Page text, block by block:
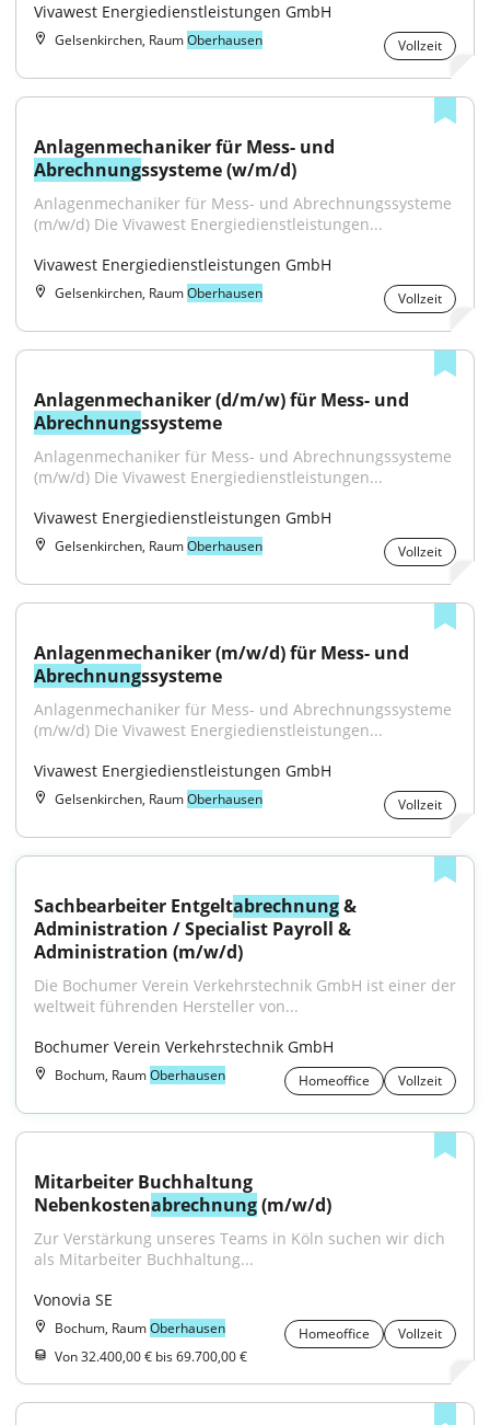
Vivawest Energiedienstleistungen GmbH
Gelsenkirchen, RaumOberhausen Vollzeit
Abrechnungssysteme (w/m/d)
Anlagenmechaniker für Mess- und Abrechnungssysteme
(m/w/d) Die Vivawest Energiedienstleistungen...
Vivawest Energiedienstleistungen GmbH
Gelsenkirchen, RaumOberhausen Vollzeit
Abrechnungssysteme
Anlagenmechaniker für Mess- und Abrechnungssysteme
(m/w/d) Die Vivawest Energiedienstleistungen...
Vivawest Energiedienstleistungen GmbH
Gelsenkirchen, RaumOberhausen Vollzeit
Abrechnungssysteme
Anlagenmechaniker für Mess- und Abrechnungssysteme
(m/w/d) Die Vivawest Energiedienstleistungen...
Vivawest Energiedienstleistungen GmbH
Gelsenkirchen, RaumOberhausen Vollzeit
Sachbearbeiter Entgeltabrechnung &
Administration / Specialist Payroll &
Administration (m/w/d)
Die Bochumer Verein Verkehrstechnik GmbH ist einer der
weltweit führenden Hersteller von...
Bochumer Verein Verkehrstechnik GmbH
Bochum, RaumOberhausen Homeoffice Vollzeit
Mitarbeiter Buchhaltung
Nebenkostenabrechnung (m/w/d)
Zur Verstärkung unseres Teams in Köln suchen wir dich
als Mitarbeiter Buchhaltung...
Vonovia SE
Bochum, RaumOberhausen Homeoffice
Vollzeit
Von 32.400,00 € bis 69.700,00 €